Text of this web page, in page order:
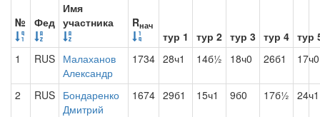
№ Фед
Имя
участника
Rнач
тур 1 тур 2 тур 3 тур 4 тур
1
RUS Малаханов
Александр
1734 28ч1 14б½ 18ч0 26б1 17ч0
2 RUS Бондаренко
Дмитрий
1674 29б1 15ч1 9б0 17б½ 24ч1